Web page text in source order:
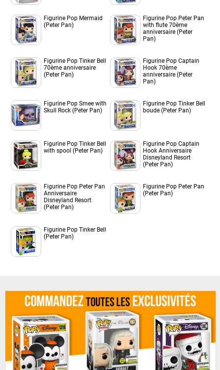
Figurine Pop Mermaid
(Peter Pan)
Figurine Pop Peter Pan
with flute 70ème
anniversaire (Peter
Pan)
Figurine Pop Tinker Bell
70ème anniversaire
(Peter Pan)
Figurine Pop Captain
Hook 70ème
anniversaire (Peter
Pan)
Figurine Pop Smee with
Skull Rock (Peter Pan)
Figurine Pop Tinker Bell
boude (Peter Pan)
Figurine Pop Tinker Bell
with spool (Peter Pan)
Figurine Pop Captain
Hook Anniversaire
Disneyland Resort
(Peter Pan)
Figurine Pop Peter Pan
Anniversaire
Disneyland Resort
(Peter Pan)
Figurine Pop Peter Pan
(Peter Pan)
Figurine Pop Tinker Bell
(Peter Pan)